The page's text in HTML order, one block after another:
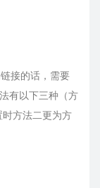
接的话，需要
有以下三种（方
方法二更为方